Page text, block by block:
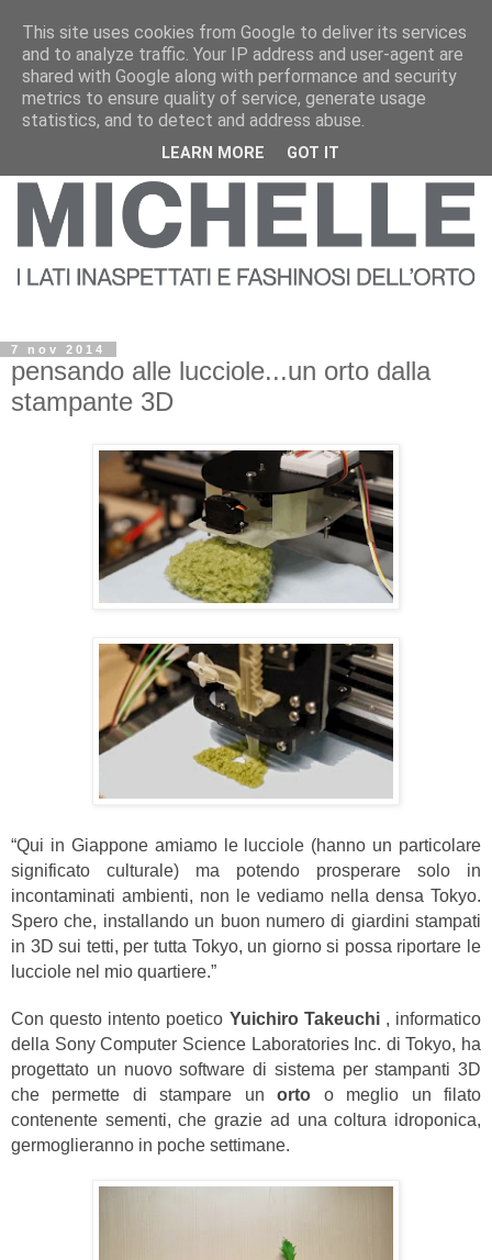
7 nov 2014
pensando alle lucciole...un orto dalla
stampante 3D
“Qui in Giappone amiamo le lucciole (hanno un particolare
significato culturale) ma potendo prosperare solo in
incontaminati ambienti, non le vediamo nella densa Tokyo.
Spero che, installando un buon numero di giardini stampati
in 3D sui tetti, per tutta Tokyo, un giorno si possa riportare le
lucciole nel mio quartiere.”
Con questo intento poetico Yuichiro Takeuchi, informatico
della Sony Computer Science Laboratories Inc. di Tokyo, ha
progettato un nuovo software di sistema per stampanti 3D
che permette di stampare unorto o meglio un filato
contenente sementi,che grazie ad una coltura idroponica,
germoglieranno in poche settimane.
This site uses cookies from Google to deliver its services
and to analyze traffic. Your IP address and user-agent are
shared with Google along with performance and security
metrics to ensure quality of service, generate usage
statistics, and to detect and address abuse.
LEARN MORE GOT IT